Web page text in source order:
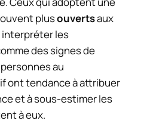
plusouvertsaux
les
des signes de
au
ont tendance à attribuer
et à sous-estimer les
à eux.